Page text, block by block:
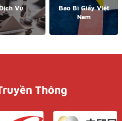
Vụ
Bao Bì Giấy Việt
Nam
Thông